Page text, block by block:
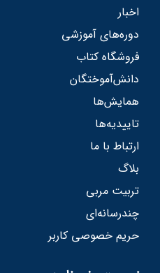
اخبار
دوره‌های آموزشی
فروشگاه کتاب
دانش‌آموختگان
همایش‌ها
تاییدیه‌ها
ارتباط با ما
بلاگ
تربیت مربی
چندرسانه‌ای
حریم خصوصی کاربر